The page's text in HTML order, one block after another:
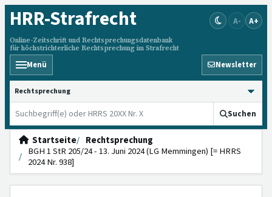
HRR-Strafrecht
Online-Zeitschrift und Rechtsprechungsdatenbank
für höchstrichterliche Rechtsprechung im Strafrecht
A- A+
Menü Newsletter
HRRS durchsuchen
Suchen
Startseite
Rechtsprechung
BGH 1 StR 205/24 - 13. Juni 2024 (LG Memmingen) [= HRRS
2024 Nr. 938]